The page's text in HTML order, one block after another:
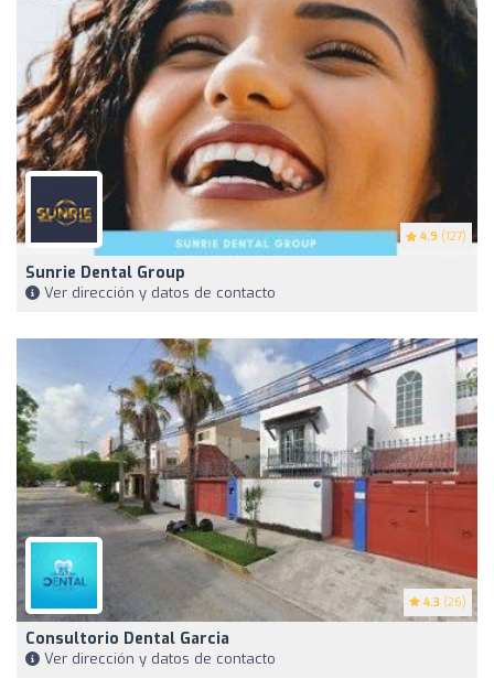
4.9 (127)
Sunrie Dental Group
Ver dirección y datos de contacto
4.3 (26)
Consultorio Dental Garcia
Ver dirección y datos de contacto